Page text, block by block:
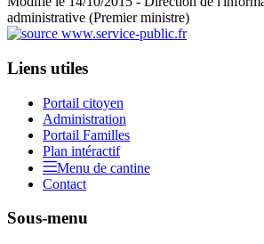
administrative (Premier ministre)
Liens utiles
Portail citoyen
Administration
Portail Familles
Plan intéractif
Menu de cantine
Contact
Sous-menu